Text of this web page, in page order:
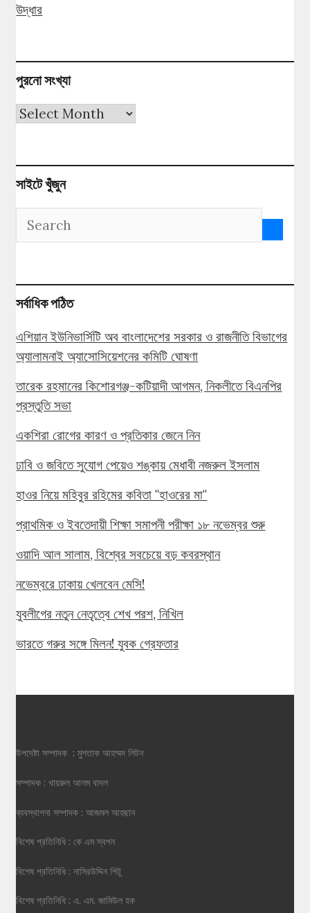
উদ্ধার
পুরনো সংখ্যা
পুরনো
সাইটে খুঁজুন
সর্বাধিক পঠিত
এশিয়ান ইউনিভার্সিটি অব বাংলাদেশের সরকার ও রাজনীতি বিভাগের
অ্যালামনাই অ্যাসোসিয়েশনের কমিটি ঘোষণা
তারেক রহমানের কিশোরগঞ্জ-কটিয়াদী আগমন, নিকলীতে বিএনপির
প্রস্তুতি সভা
একশিরা রোগের কারণ ও প্রতিকার জেনে নিন
ঢাবি ও জবিতে সুযোগ পেয়েও শঙ্কায় মেধাবী নজরুল ইসলাম
হাওর নিয়ে মহিবুর রহিমের কবিতা "হাওরের মা"
প্রাথমিক ও ইবতেদায়ী শিক্ষা সমাপনী পরীক্ষা ১৮ নভেম্বর শুরু
ওয়াদি আল সালাম, বিশ্বের সবচেয়ে বড় কবরস্থান
নভেম্বরে ঢাকায় খেলবেন মেসি!
যুবলীগের নতুন নেতৃত্বে শেখ পরশ, নিখিল
ভারতে গরুর সঙ্গে মিলন! যুবক গ্রেফতার
উপদেষ্টা সম্পাদক : মুশতাক আহম্মদ লিটন
সম্পাদক : খায়রুল আলম বাদল
ব্যবস্থাপনা সম্পাদক : আজমল আহছান
বিশেষ প্রতিনিধি : কে এম স্বপন
বিশেষ প্রতিনিধি : নাসিরউদ্দিন পিটু
বিশেষ প্রতিনিধি : এ. এম. জামিউল হক